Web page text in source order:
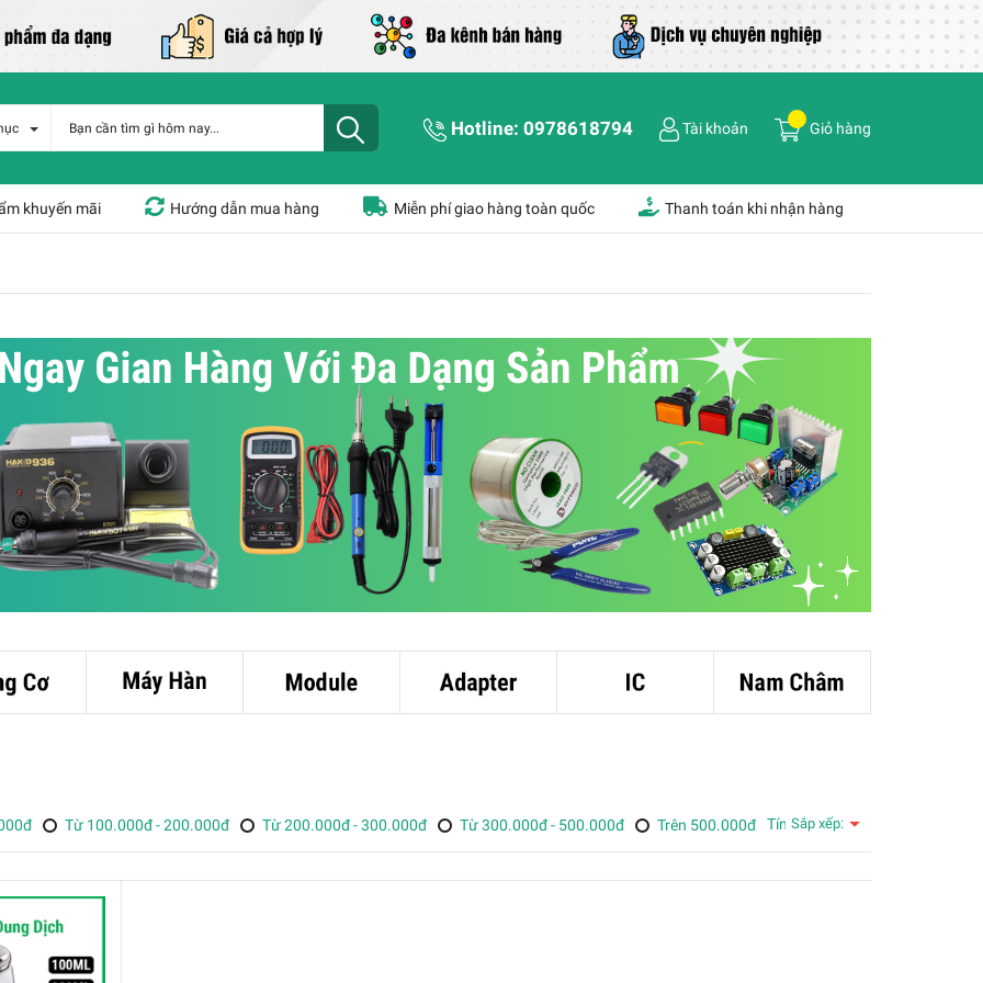
Hotline: 0978618794 Tài khoản Giỏ hàng
khuyến mãi Hướng dẫn mua hàng Miễn phí giao hàng toàn quốc Thanh toán khi nhận hàng
Từ 100.000đ - 200.000đ Từ 200.000đ - 300.000đ Từ 300.000đ - 500.000đ Trên 500.000đ Tính năng
Sắp xếp: